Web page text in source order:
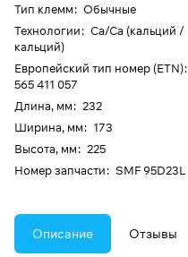
Тип клемм: Обычные
Технологии: Ca/Ca (кальций /
кальций)
Европейский тип номер (ETN):
565 411 057
Длина, мм: 232
Ширина, мм: 173
Высота, мм: 225
Номер запчасти: SMF 95D23L
Описание Отзывы